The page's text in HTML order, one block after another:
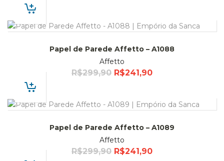
Papel de Parede Affetto – A1088
Affetto
R$299,90 R$241,90
Papel de Parede Affetto – A1089
Affetto
R$299,90 R$241,90